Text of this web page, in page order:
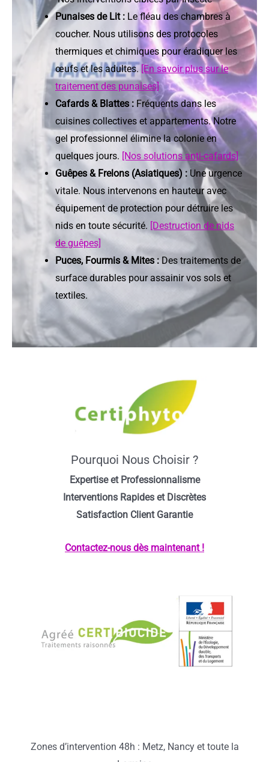
Punaises de Lit : Le fléau des chambres à
coucher. Nous utilisons des protocoles
thermiques et chimiques pour éradiquer les
œufs et les adultes. [En savoir plus sur le
traitement des punaises]
Cafards & Blattes : Fréquents dans les
cuisines collectives et appartements. Notre
gel professionnel élimine la colonie en
quelques jours. [Nos solutions anti-cafards]
Guêpes & Frelons (Asiatiques) : Une urgence
vitale. Nous intervenons en hauteur avec
équipement de protection pour détruire les
nids en toute sécurité. [Destruction de nids
de guêpes]
Puces, Fourmis & Mites :Des traitements de
surface durables pour assainir vos sols et
textiles.
Pourquoi Nous Choisir ?
Expertise et Professionnalisme
Interventions Rapides et Discrètes
Satisfaction Client Garantie
Contactez-nous dès maintenant !
Zones d’intervention 48h : Metz, Nancy et toute la